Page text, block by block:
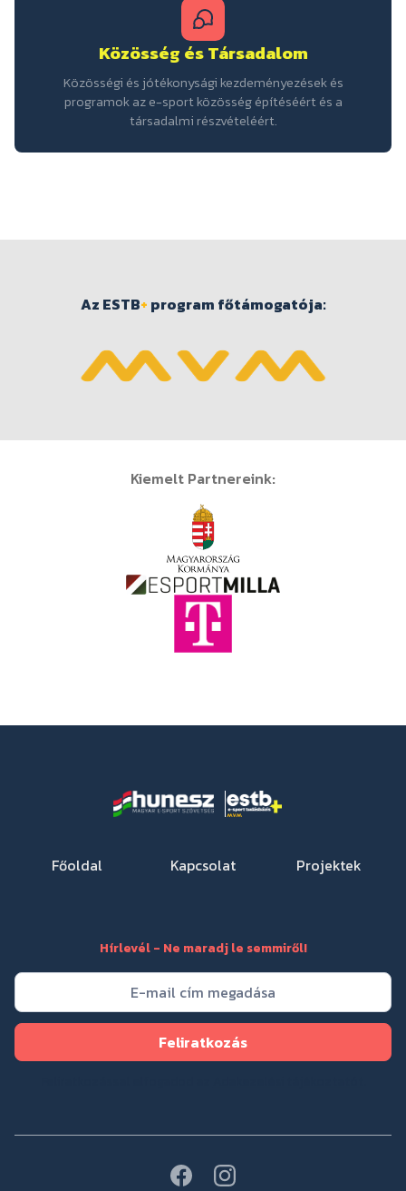
Közösség és Társadalom
Közösségi és jótékonysági kezdeményezések és
programok az e-sport közösség építéséért és a
társadalmi részvételéért.
Az ESTB+ program főtámogatója:
Kiemelt Partnereink:
Főoldal Kapcsolat Projektek
Hírlevél - Ne maradj le semmiről!